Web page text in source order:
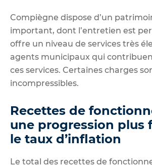
Compiègne dispose d’un
important, dont l’entretien est
offre un niveau de services très
agents municipaux qui
ces services. Certaines charges
incompressibles.
Recettes de
une progression plus
le taux d’inflation
Le total des recettes de